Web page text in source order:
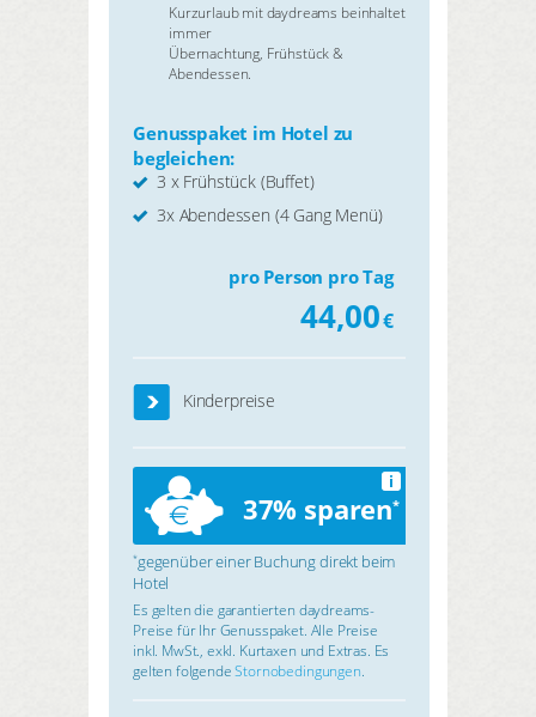
Kurzurlaub mit daydreams beinhaltet
immer
Übernachtung, Frühstück &
Abendessen.
Genusspaket im Hotel zu
begleichen:
3 x Frühstück (Buffet)
3x Abendessen (4 Gang Menü)
pro Person pro Tag
44,00€
Kinderpreise
37% sparen*
i
*gegenüber einer Buchung direkt beim
Hotel
Es gelten die garantierten daydreams-
Preise für Ihr Genusspaket. Alle Preise
inkl. MwSt., exkl. Kurtaxen und Extras. Es
gelten folgendeStornobedingungen.